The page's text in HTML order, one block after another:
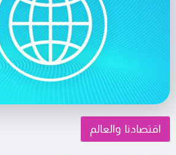
اقتصادنا والعالم